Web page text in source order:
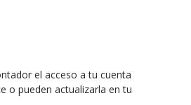
el acceso a tu cuenta
o pueden actualizarla en tu